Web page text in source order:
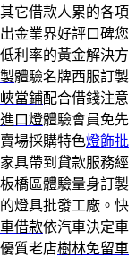
它借款人累的各項
金業界好評口碑您
利率的黃金解決方
體驗名牌西服訂製
當鋪配合借錢注意
進口燈體驗會員免先
場採購特色燈飾批
具帶到貸款服務經
橋區體驗量身訂製
燈具批發工廠。快
借款依汽車決定車
質老店樹林免留車